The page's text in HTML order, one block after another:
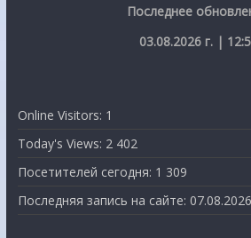
Последнее
03.08.2026 г. |
Online Visitors: 1
Today's Views: 2 402
Посетителей сегодня: 1 309
Последняя запись на сайте: 07.08.2026